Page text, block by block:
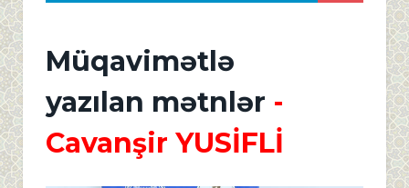
Müqavimətlə
yazılan mətnlər -
Cavanşir YUSİFLİ